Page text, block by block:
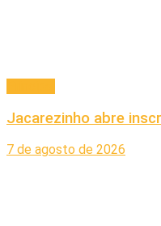
Jacarezinho abre
7 de agosto de 2026